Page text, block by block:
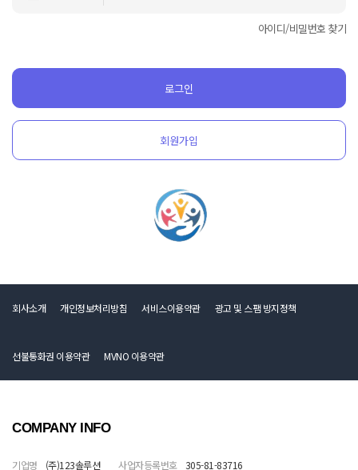
아이디/비밀번호 찾기
로그인
회원가입
회사소개 개인정보처리방침 서비스이용약관 광고 및 스팸 방지정책
선불통화권 이용약관 MVNO 이용약관
COMPANY INFO
기업명 (주)123솔루션 사업자등록번호 305-81-83716